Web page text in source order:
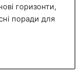
горизонти,
поради для